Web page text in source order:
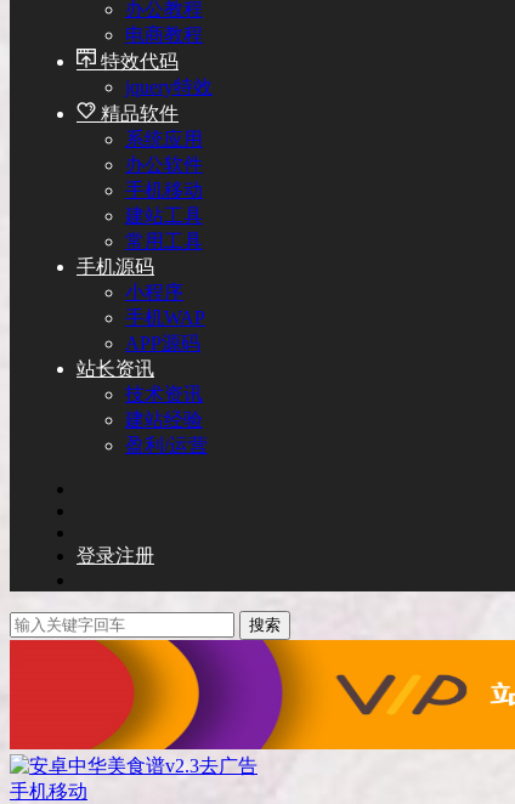
办公教程
电商教程
特效代码
jquery特效
精品软件
系统应用
办公软件
手机移动
建站工具
常用工具
手机源码
小程序
手机WAP
APP源码
站长资讯
技术资讯
建站经验
盈利/运营
登录注册
搜索
手机移动